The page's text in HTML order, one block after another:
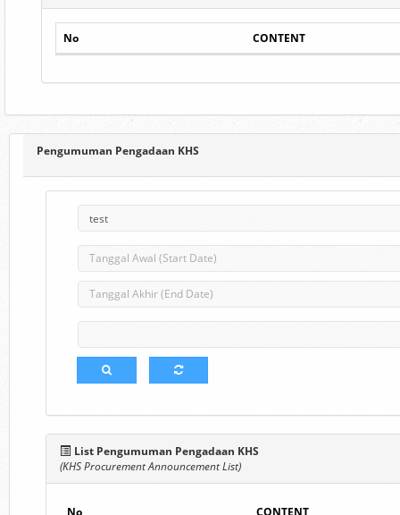
No CONTENT
Pengumuman Pengadaan KHS
List Pengumuman Pengadaan KHS
(KHS Procurement Announcement List)
No CONTENT